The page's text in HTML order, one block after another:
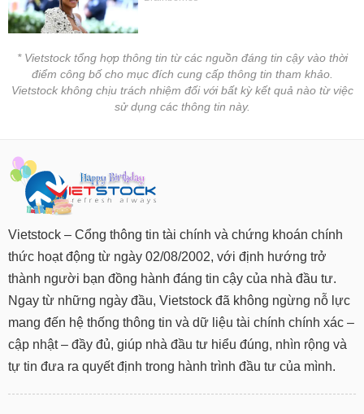
* Vietstock tổng hợp thông tin từ các nguồn đáng tin cậy vào thời
điểm công bố cho mục đích cung cấp thông tin tham khảo.
Vietstock không chịu trách nhiệm đối với bất kỳ kết quả nào từ việc
sử dụng các thông tin này.
Vietstock – Cổng thông tin tài chính và chứng khoán chính
thức hoạt động từ ngày 02/08/2002, với định hướng trở
thành người bạn đồng hành đáng tin cậy của nhà đầu tư.
Ngay từ những ngày đầu, Vietstock đã không ngừng nỗ lực
mang đến hệ thống thông tin và dữ liệu tài chính chính xác –
cập nhật – đầy đủ, giúp nhà đầu tư hiểu đúng, nhìn rộng và
tự tin đưa ra quyết định trong hành trình đầu tư của mình.